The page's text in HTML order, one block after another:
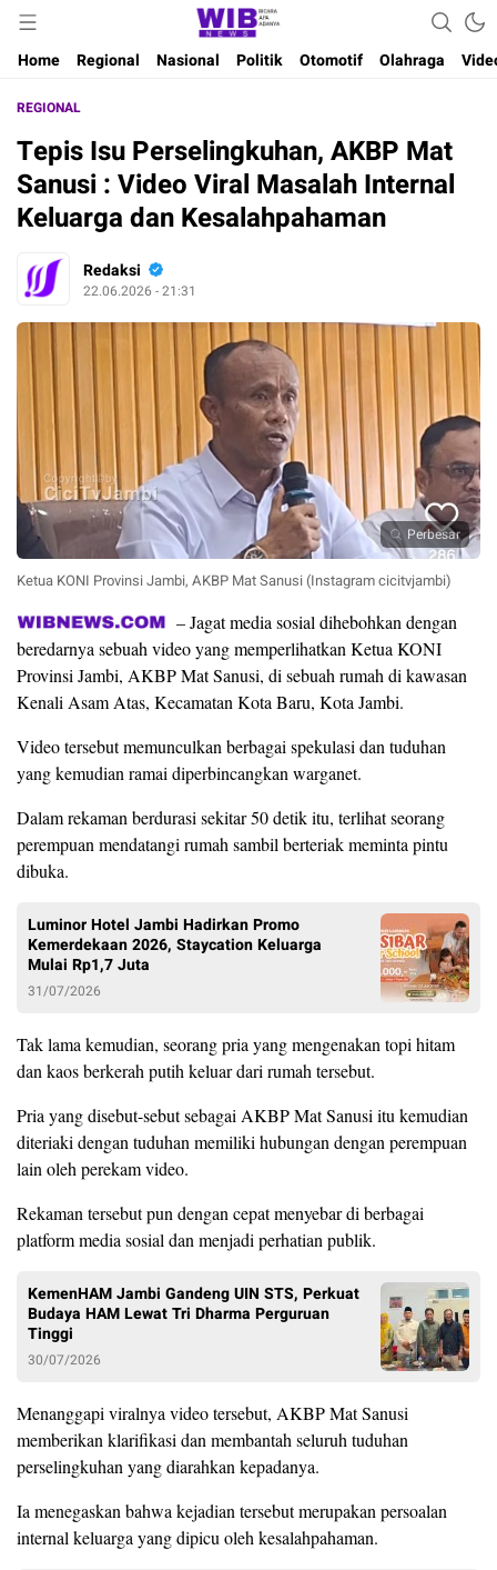
Wibnews
Waktu Indonesia Bicara
Home
Regional Nasional Politik Otomotif Olahraga
REGIONAL
Tepis Isu Perselingkuhan, AKBP Mat
Sanusi : Video Viral Masalah Internal
Keluarga dan Kesalahpahaman
Redaksi
22.06.2026 - 21:31
Perbesar
Ketua KONI Provinsi Jambi, AKBP Mat Sanusi (Instagram cicitvjambi)
– Jagat media sosial dihebohkan dengan
beredarnya sebuah video yang memperlihatkan Ketua KONI
Provinsi Jambi, AKBP Mat Sanusi, di sebuah rumah di kawasan
Kenali Asam Atas, Kecamatan Kota Baru, Kota Jambi.
Video tersebut memunculkan berbagai spekulasi dan tuduhan
yang kemudian ramai diperbincangkan warganet.
Dalam rekaman berdurasi sekitar 50 detik itu, terlihat seorang
perempuan mendatangi rumah sambil berteriak meminta pintu
dibuka.
Luminor Hotel Jambi Hadirkan Promo
Kemerdekaan 2026, Staycation Keluarga
Mulai Rp1,7 Juta
31/07/2026
Tak lama kemudian, seorang pria yang mengenakan topi hitam
dan kaos berkerah putih keluar dari rumah tersebut.
Pria yang disebut-sebut sebagai AKBP Mat Sanusi itu kemudian
diteriaki dengan tuduhan memiliki hubungan dengan perempuan
lain oleh perekam video.
Rekaman tersebut pun dengan cepat menyebar di berbagai
platform media sosial dan menjadi perhatian publik.
KemenHAM Jambi Gandeng UIN STS, Perkuat
Budaya HAM Lewat Tri Dharma Perguruan
Tinggi
30/07/2026
Menanggapi viralnya video tersebut, AKBP Mat Sanusi
memberikan klarifikasi dan membantah seluruh tuduhan
perselingkuhan yang diarahkan kepadanya.
Ia menegaskan bahwa kejadian tersebut merupakan persoalan
internal keluarga yang dipicu oleh kesalahpahaman.